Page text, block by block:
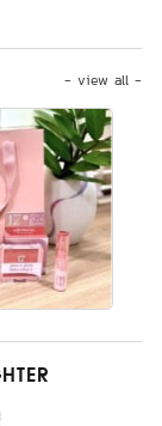
- view all -